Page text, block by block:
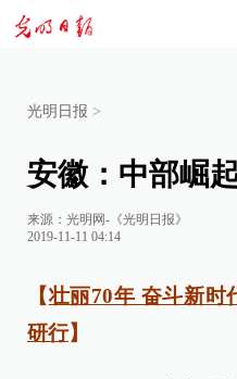
光明日报 >
安徽：中部崛
来源： 光明网-《光明日报》
2019-11-11 04:14
【壮丽70年 奋斗新时
研行】